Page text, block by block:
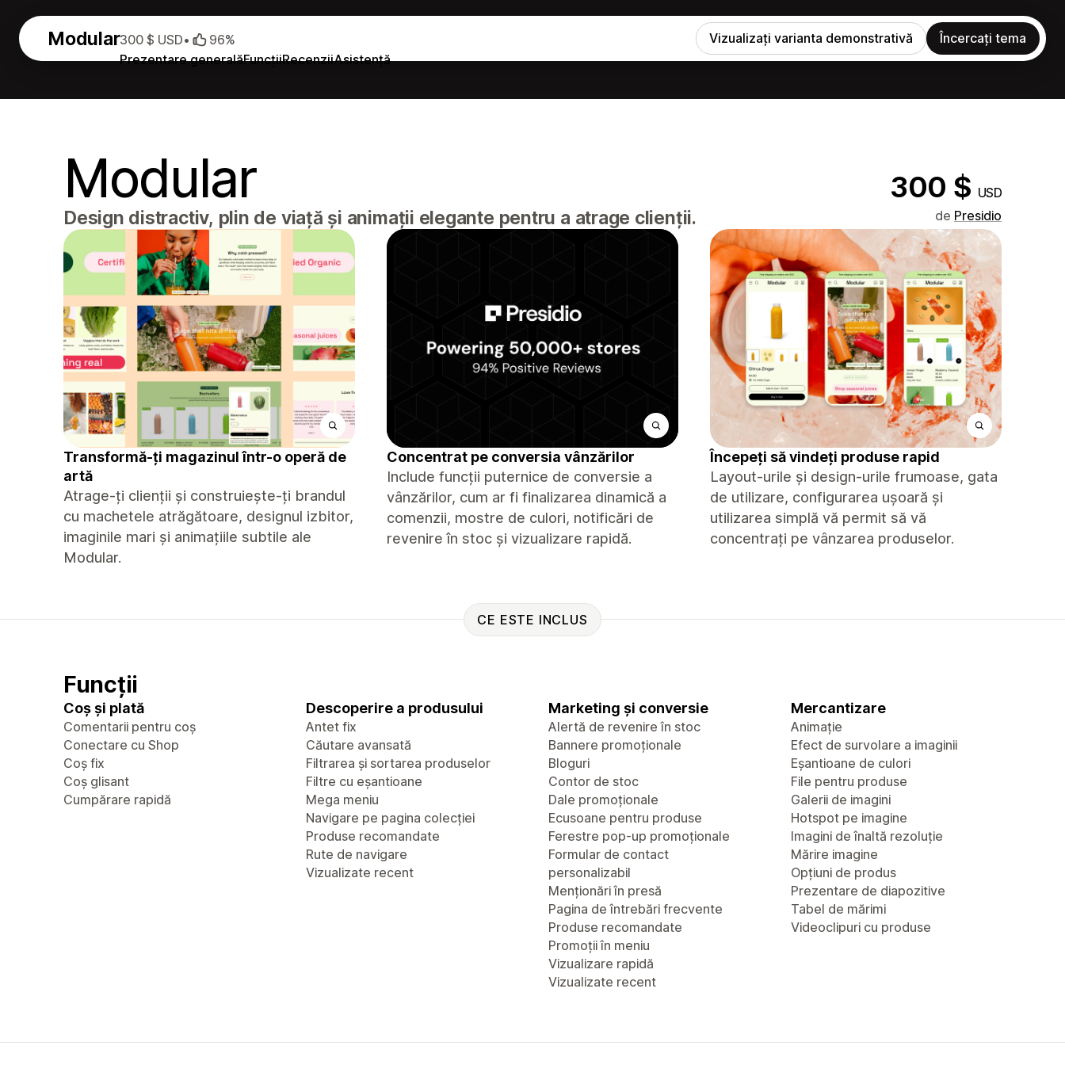
Modular
Prezentare generalăFuncțiiRecenziiAsistență
300 $ USD• 96% Vizualizați varianta demonstrativă Încercați tema
Modular 300 $ USD
Design distractiv, plin de viață și animații elegante pentru a atrage clienții. de Presidio
Transformă-ți magazinul într-o operă de
artă
Atrage-ți clienții și construiește-ți brandul
cu machetele atrăgătoare, designul izbitor,
imaginile mari și animațiile subtile ale
Modular.
Concentrat pe conversia vânzărilor
Include funcții puternice de conversie a
vânzărilor, cum ar fi finalizarea dinamică a
comenzii, mostre de culori, notificări de
revenire în stoc și vizualizare rapidă.
Începeți să vindeți produse rapid
Layout-urile și design-urile frumoase, gata
de utilizare, configurarea ușoară și
utilizarea simplă vă permit să vă
concentrați pe vânzarea produselor.
CE ESTE INCLUS
Funcții
Coș și plată
Comentarii pentru coș
Conectare cu Shop
Coș fix
Coș glisant
Cumpărare rapidă
Descoperire a produsului
Antet fix
Căutare avansată
Filtrarea și sortarea produselor
Filtre cu eșantioane
Mega meniu
Navigare pe pagina colecției
Produse recomandate
Rute de navigare
Vizualizate recent
Marketing și conversie
Alertă de revenire în stoc
Bannere promoționale
Bloguri
Contor de stoc
Dale promoționale
Ecusoane pentru produse
Ferestre pop-up promoționale
Formular de contact
personalizabil
Menționări în presă
Pagina de întrebări frecvente
Produse recomandate
Promoții în meniu
Vizualizare rapidă
Vizualizate recent
Mercantizare
Animație
Efect de survolare a imaginii
Eșantioane de culori
File pentru produse
Galerii de imagini
Hotspot pe imagine
Imagini de înaltă rezoluție
Mărire imagine
Opțiuni de produs
Prezentare de diapozitive
Tabel de mărimi
Videoclipuri cu produse